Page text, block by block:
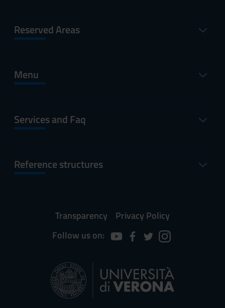
Reserved Areas
Menu
Services and Faq
Reference structures
Transparency
Privacy Policy
Follow us on: